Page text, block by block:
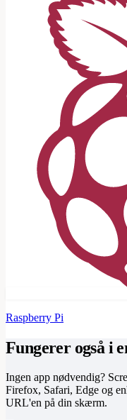
Raspberry Pi
Fungerer også i
Ingen app nødvendig?
Firefox, Safari, Edge og
URL'en på din skærm.